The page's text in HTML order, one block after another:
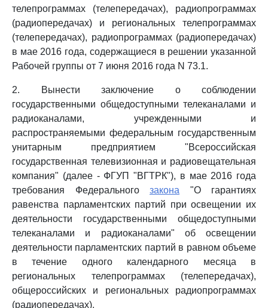
телепрограммах (телепередачах), радиопрограммах
(радиопередачах) и региональных телепрограммах
(телепередачах), радиопрограммах (радиопередачах)
в мае 2016 года, содержащиеся в решении указанной
Рабочей группы от 7 июня 2016 года N 73.1.
2. Вынести заключение о соблюдении
государственными общедоступными телеканалами и
радиоканалами, учрежденными и
распространяемыми федеральным государственным
унитарным предприятием "Всероссийская
государственная телевизионная и радиовещательная
компания" (далее - ФГУП "ВГТРК"), в мае 2016 года
требования Федерального закона "О гарантиях
равенства парламентских партий при освещении их
деятельности государственными общедоступными
телеканалами и радиоканалами" об освещении
деятельности парламентских партий в равном объеме
в течение одного календарного месяца в
региональных телепрограммах (телепередачах),
общероссийских и региональных радиопрограммах
(радиопередачах).